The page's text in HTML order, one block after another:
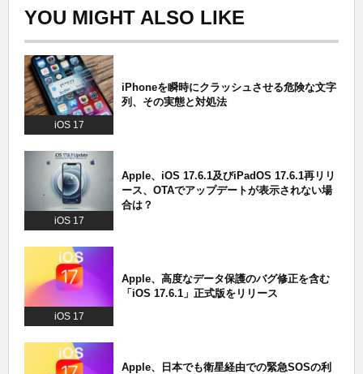
YOU MIGHT ALSO LIKE
iOS 17
iPhoneを瞬時にクラッシュさせる危険な文字
列、その実態と対処法
iOS 17
Apple、iOS 17.6.1及びiPadOS 17.6.1再リリ
ース、OTAでアップデートが表示されない場
合は？
iOS 17
Apple、高度なデータ保護のバグ修正を含む
「iOS 17.6.1」正式版をリリース
Apple、日本でも衛星経由での緊急SOSの利